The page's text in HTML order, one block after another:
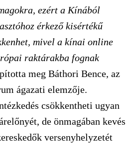
ezért a Kínából
érkező kisértékű
mivel a kínai online
raktárakba fognak
meg Báthori Bence, az
ágazati elemzője.
csökkentheti ugyan
de önmagában kevés
versenyhelyzetét